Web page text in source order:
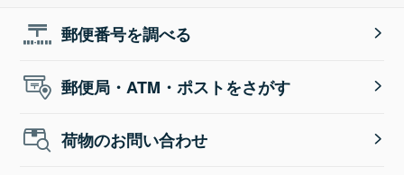
郵便番号を調べる
郵便局・ATM・ポストをさがす
荷物のお問い合わせ